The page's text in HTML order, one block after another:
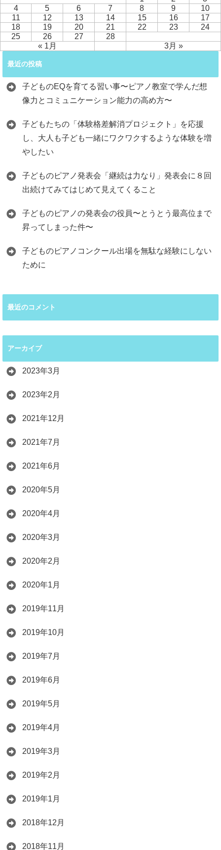
« 1月 3月 »
4
5 6 7 8 9
10
11
12 13 14 15 16
17
18
19 20 21 22 23
24
25
26 27 28
最近の投稿
子どものEQを育てる習い事〜ピアノ教室で学んだ想
像力とコミュニケーション能力の高め方〜
子どもたちの「体験格差解消プロジェクト」を応援
し、大人も子ども一緒にワクワクするような体験を増
やしたい
子どものピアノ発表会「継続は力なり」発表会に８回
出続けてみてはじめて見えてくること
子どものピアノの発表会の役員〜とうとう最高位まで
昇ってしまった件〜
子どものピアノコンクール出場を無駄な経験にしない
ために
最近のコメント
アーカイブ
2023年3月
2023年2月
2021年12月
2021年7月
2021年6月
2020年5月
2020年4月
2020年3月
2020年2月
2020年1月
2019年11月
2019年10月
2019年7月
2019年6月
2019年5月
2019年4月
2019年3月
2019年2月
2019年1月
2018年12月
2018年11月